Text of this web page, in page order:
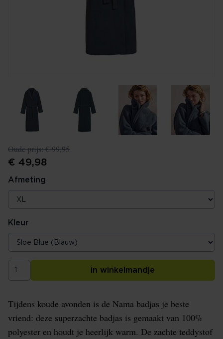
Oude prijs:€ 99,95
€ 49,98
Afmeting
Kleur
in winkelmandje
Tijdens koude avonden is de Nama badjas je beste
vriend: deze superzachte badjas is gemaakt van 100%
polyester en houdt je heerlijk warm. De zachte teddystof